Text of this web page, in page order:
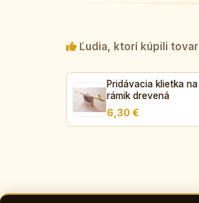
Ľudia, ktorí kúpili tovar
Pridávacia klietka na
rámik drevená
6,30 €